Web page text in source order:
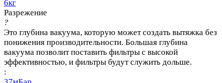
6кг
Разрежение
?
Это глубина вакуума, которую может создать вытяжка без
понижения производительности. Большая глубина
вакуума позволит поставить фильтры с высокой
эффективностью, и фильтры будут служить дольше.
: